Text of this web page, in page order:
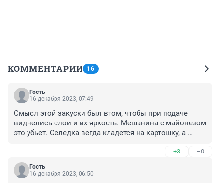
КОММЕНТАРИИ 16
Гость
16 декабря 2023, 07:49
Смысл этой закуски был втом, чтобы при подаче
виднелись слои и их яркость. Мешанина с майонезом
это убьет. Селедка вегда кладется на картошку, а
жирок не окислился, а впитался в картошечку, лучок
же своим соком и щапахом слегка перебил
специфический запах сельди и опять же подавил
+3 –0
Гость
16 декабря 2023, 06:50